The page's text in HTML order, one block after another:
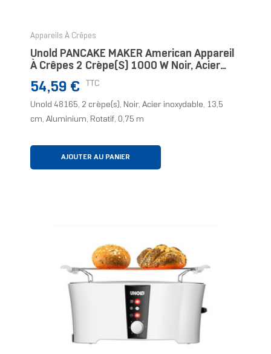
Appareils À Crêpes
Unold PANCAKE MAKER American Appareil
À Crêpes 2 Crèpe(s) 1000 W Noir, Acier
Prix
54,59 € TTC
Unold 48165, 2 crèpe(s), Noir, Acier inoxydable, 13,5
cm, Aluminium, Rotatif, 0,75 m
AJOUTER AU PANIER